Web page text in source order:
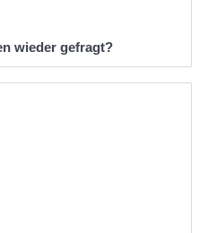
wieder gefragt?